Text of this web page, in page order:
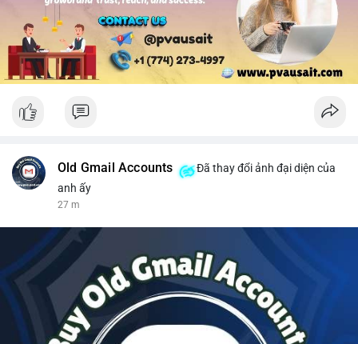
Old Gmail Accounts
Đã thay đổi ảnh đại diện của
anh ấy
27 m